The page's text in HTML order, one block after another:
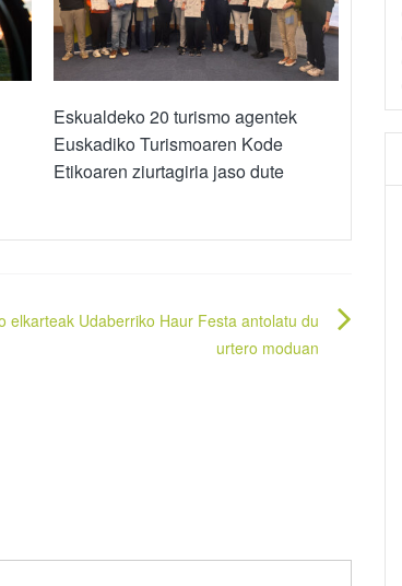
Eskualdeko 20 turismo agentek
Euskadiko Turismoaren Kode
Etikoaren ziurtagiria jaso dute
elkarteak Udaberriko Haur Festa antolatu du
urtero moduan